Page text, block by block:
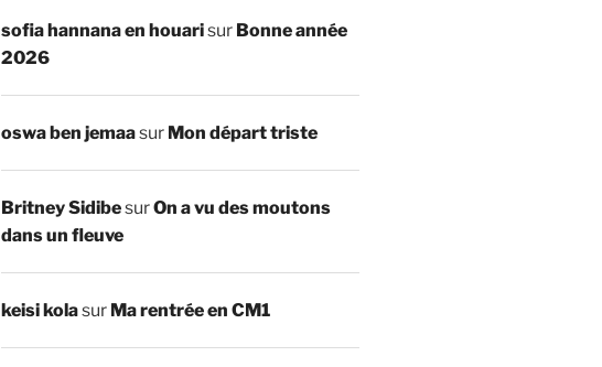
sofia hannana en houarisur Bonne année
2026
oswa ben jemaasur Mon départ triste
Britney SidibesurOn a vu des moutons
dans un fleuve
keisi kolasur Ma rentrée en CM1